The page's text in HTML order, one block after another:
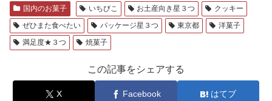
国内のお菓子 いちびこ お土産向き星３つ
クッキー
ぜひまた食べたい
パッケージ星３つ 東京都
洋菓子
満足度★３つ
焼菓子
この記事をシェアする
X Facebook はてブ